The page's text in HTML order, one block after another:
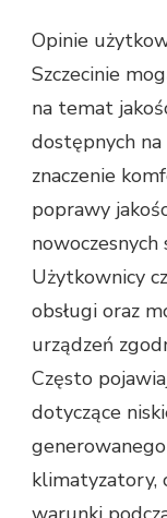
Opinie
Szczecinie
na temat
dostępnych
znaczenie
poprawy
Użytkownicy
obsługi oraz
urządzeń
Często
dotyczące
klimatyzatory,